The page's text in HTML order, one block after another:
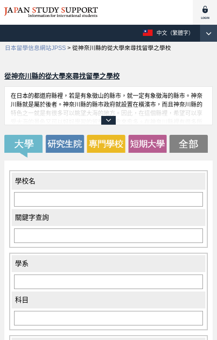
中文（繁體字）
日本留學信息網站JPSS > 從神奈川縣的從大學來尋找留學之學校
從神奈川縣的從大學來尋找留學之學校
在日本的都道府縣裡，若是有象徵山的縣市，就一定有象徵海的縣市。神奈
川縣就是屬於後者。神奈川縣的縣市政府就設置在橫濱市，而且神奈川縣的
特色之一就是有很多可以眺望大海的地方。因此，在這個縣裡，希望可以享
受大海的景色又可以好好學習的留學生數愈來愈多。在神奈川縣裡有很多所
等，以及充滿異國情調的地方，所以即使在日本可以享受世界各地的氛圍。
這也是在留學生活中一個很快樂的經驗。
學校名
關鍵字查詢
學系
科目